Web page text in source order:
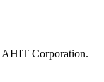
AHIT Corporation.